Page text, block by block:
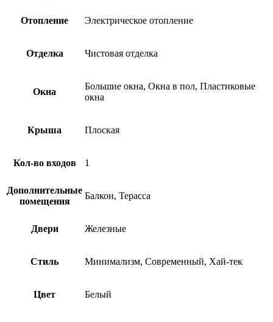
Отопление Электрическое отопление
Отделка Чистовая отделка
Окна
Большие окна, Окна в пол, Пластиковые
окна
Крыша Плоская
Кол-во входов 1
Дополнительные
помещения
Балкон, Терасса
Двери Железные
Стиль Минимализм, Современный, Хай-тек
Цвет Белый